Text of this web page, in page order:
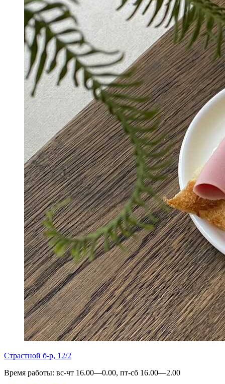
Страстной б-р, 12/2
Время работы: вс-чт 16.00—0.00, пт-сб 16.00—2.00